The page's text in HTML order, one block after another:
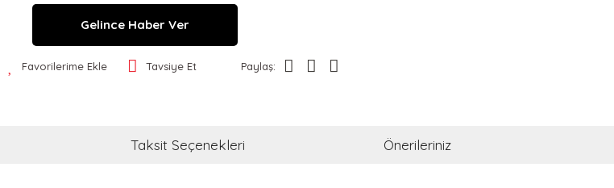
Gelince Haber Ver
Favorilerime Ekle Tavsiye Et Paylaş:
Taksit Seçenekleri Önerileriniz